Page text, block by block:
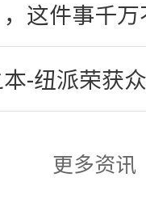
这件事千万
-纽派荣获
更多资讯